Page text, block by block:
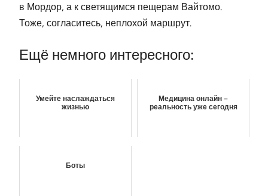
в Мордор, а к светящимся пещерам Вайтомо.
Тоже, согласитесь, неплохой маршрут.
Ещё немного интересного:
Умейте наслаждаться
жизнью
Медицина онлайн –
реальность уже сегодня
Боты